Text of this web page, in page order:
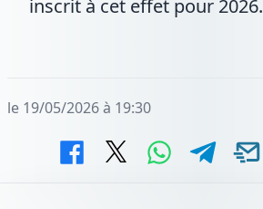
inscrit à cet effet pour 2026.
le 19/05/2026 à 19:30